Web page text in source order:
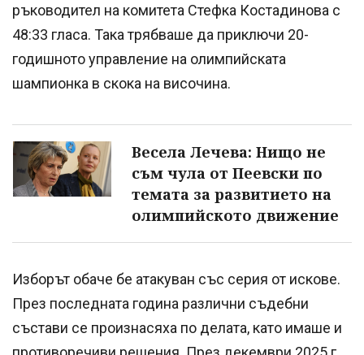
ръководител на комитета Стефка Костадинова с
48:33 гласа. Така трябваше да приключи 20-
годишното управление на олимпийската
шампионка в скока на височина.
Весела Лечева: Нищо не
съм чула от Пеевски по
темата за развитието на
олимпийското движение
Изборът обаче бе атакуван със серия от искове.
През последната година различни съдебни
състави се произнасяха по делата, като имаше и